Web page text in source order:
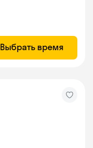
Выбрать время